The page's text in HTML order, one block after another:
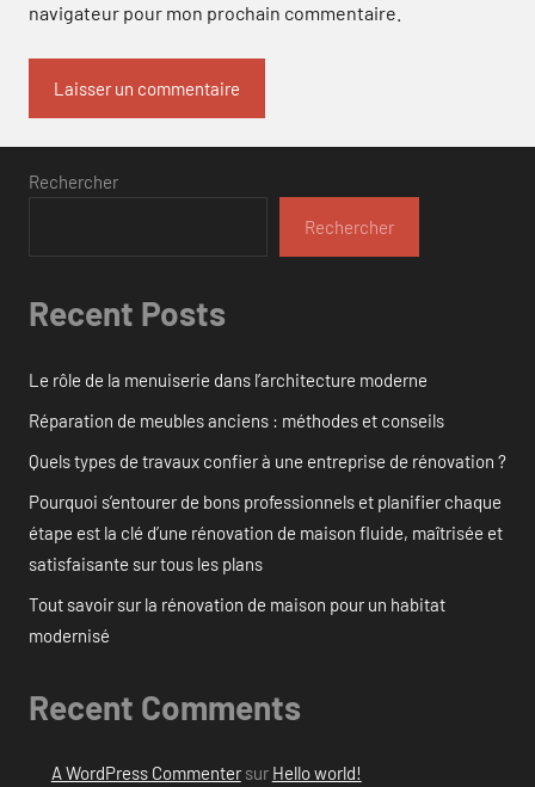
navigateur pour mon prochain commentaire.
Rechercher
Rechercher
Recent Posts
Le rôle de la menuiserie dans l’architecture moderne
Réparation de meubles anciens : méthodes et conseils
Quels types de travaux confier à une entreprise de rénovation ?
Pourquoi s’entourer de bons professionnels et planifier chaque
étape est la clé d’une rénovation de maison fluide, maîtrisée et
satisfaisante sur tous les plans
Tout savoir sur la rénovation de maison pour un habitat
modernisé
Recent Comments
A WordPress Commentersur Hello world!